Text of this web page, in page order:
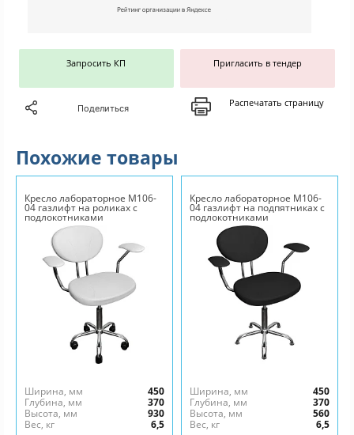
Запросить КП Пригласить в тендер
Поделиться Распечатать страницу
Похожие товары
Кресло лабораторное М106-
04 газлифт на роликах с
подлокотниками
Ширина, мм
450
Глубина, мм
370
Высота, мм
930
Вес, кг
6,5
Кресло лабораторное М106-
04 газлифт на подпятниках с
подлокотниками
Ширина, мм
450
Глубина, мм
370
Высота, мм
560
Вес, кг
6,5